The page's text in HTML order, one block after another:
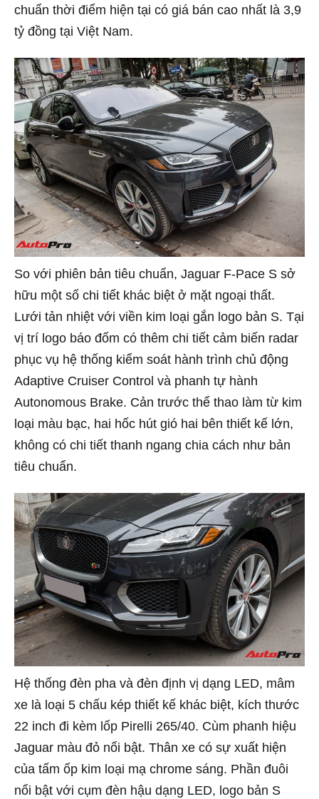
chuẩn thời điểm hiện tại có giá bán cao nhất là 3,9
tỷ đồng tại Việt Nam.
So với phiên bản tiêu chuẩn, Jaguar F-Pace S sở
hữu một số chi tiết khác biệt ở mặt ngoại thất.
Lưới tản nhiệt với viền kim loại gắn logo bản S. Tại
vị trí logo báo đốm có thêm chi tiết cảm biến radar
phục vụ hệ thống kiểm soát hành trình chủ động
Adaptive Cruiser Control và phanh tự hành
Autonomous Brake. Cản trước thể thao làm từ kim
loại màu bạc, hai hốc hút gió hai bên thiết kế lớn,
không có chi tiết thanh ngang chia cách như bản
tiêu chuẩn.
Hệ thống đèn pha và đèn định vị dạng LED, mâm
xe là loại 5 chấu kép thiết kế khác biệt, kích thước
22 inch đi kèm lốp Pirelli 265/40. Cùm phanh hiệu
Jaguar màu đỏ nổi bật. Thân xe có sự xuất hiện
của tấm ốp kim loại mạ chrome sáng. Phần đuôi
nổi bật với cụm đèn hậu dạng LED, logo bản S